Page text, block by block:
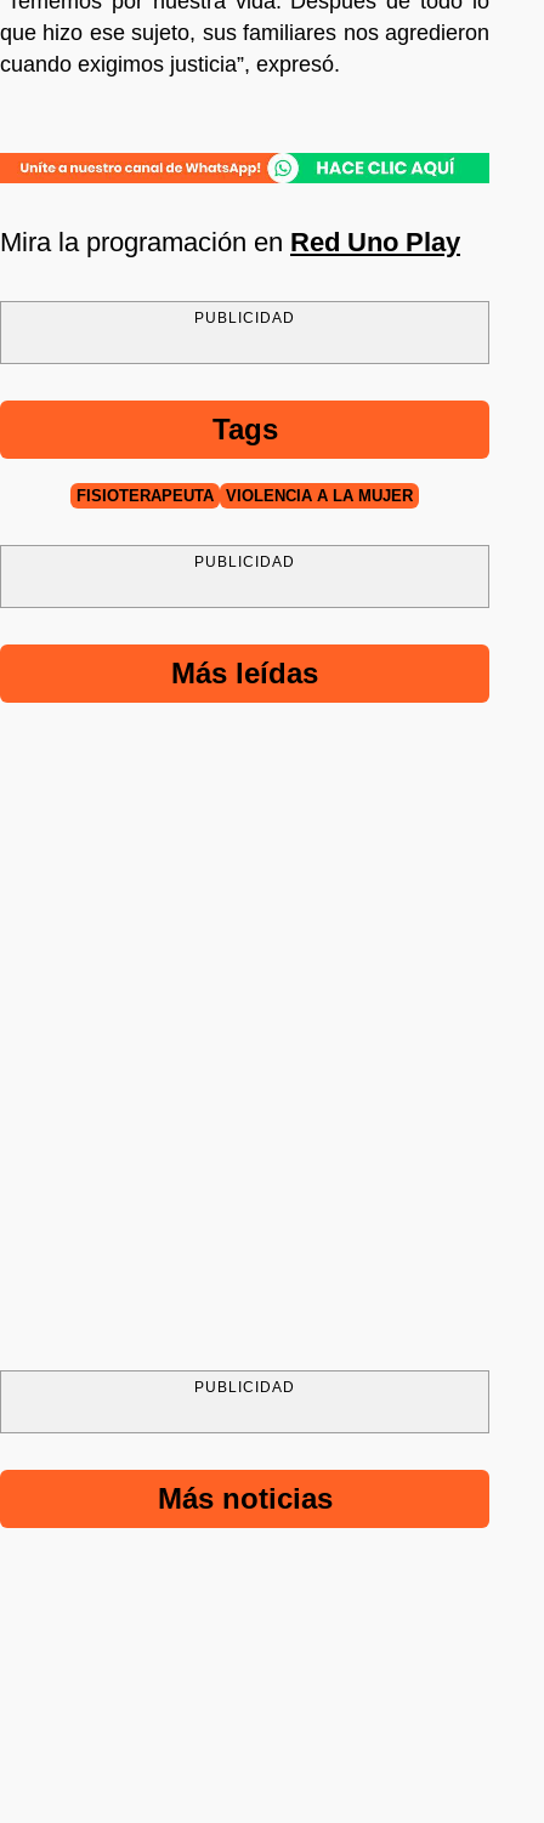
que hizo ese sujeto, sus familiares nos agredieron
cuando exigimos justicia”, expresó.
Mira la programación en Red Uno Play
PUBLICIDAD
Tags
FISIOTERAPEUTA VIOLENCIA A LA MUJER
PUBLICIDAD
Más leídas
PUBLICIDAD
Más noticias